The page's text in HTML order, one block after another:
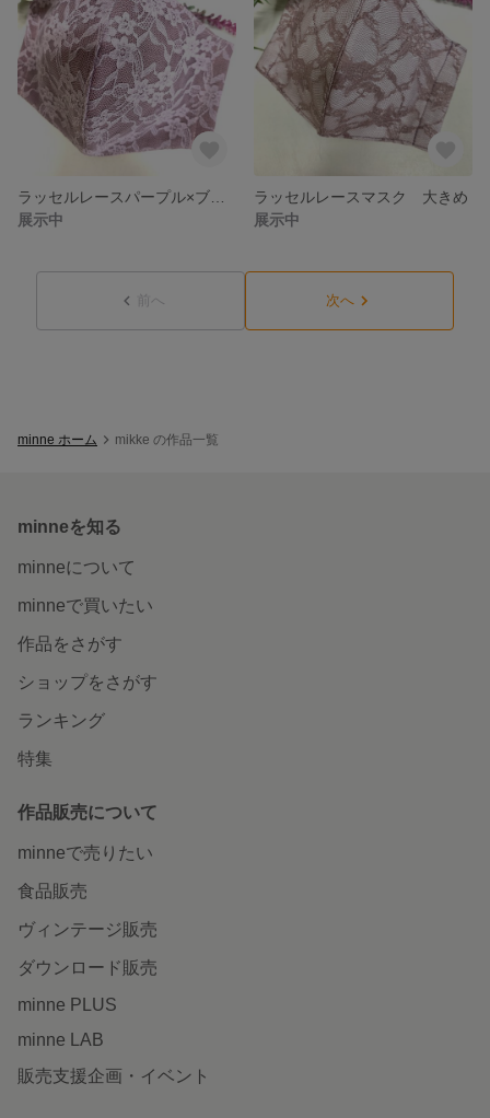
展示中
ラッセルレースマスク 大きめ
展示中
前へ 次へ
minne ホーム mikke の作品一覧
minneを知る
minneについて
minneで買いたい
作品をさがす
ショップをさがす
ランキング
特集
作品販売について
minneで売りたい
食品販売
ヴィンテージ販売
ダウンロード販売
minne PLUS
minne LAB
販売支援企画・イベント